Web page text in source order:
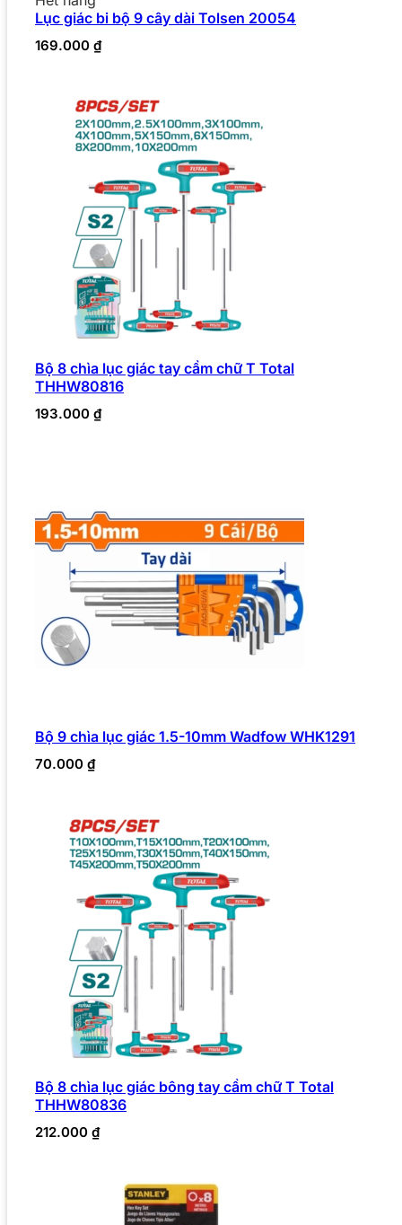
Lục giác bi bộ 9 cây dài Tolsen 20054
169.000 ₫
Bộ 8 chìa lục giác tay cầm chữ T Total
THHW80816
193.000 ₫
Bộ 9 chìa lục giác 1.5-10mm Wadfow WHK1291
70.000 ₫
Bộ 8 chìa lục giác bông tay cầm chữ T Total
THHW80836
212.000 ₫